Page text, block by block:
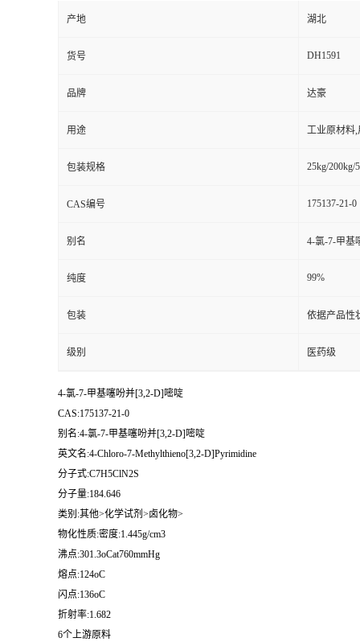
产地 湖北
货号 DH1591
品牌 达豪
用途 工业原材料
包装规格 25kg/200kg/
CAS编号 175137-21-0
别名 4-氯-7-甲基
纯度 99%
包装 依据产品性
级别 医药级
4-氯-7-甲基噻吩并[3,2-D]嘧啶
CAS:175137-21-0
别名:4-氯-7-甲基噻吩并[3,2-D]嘧啶
英文名:4-Chloro-7-Methylthieno[3,2-D]Pyrimidine
分子式:C7H5ClN2S
分子量:184.646
类别:其他>化学试剂>卤化物>
物化性质:密度:1.445g/cm3
沸点:301.3oCat760mmHg
熔点:124oC
闪点:136oC
折射率:1.682
6个上游原料